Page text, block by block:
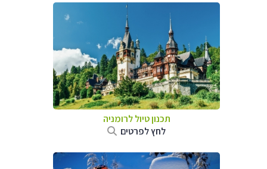
תכנון טיול לרומניה
לחץ לפרטים